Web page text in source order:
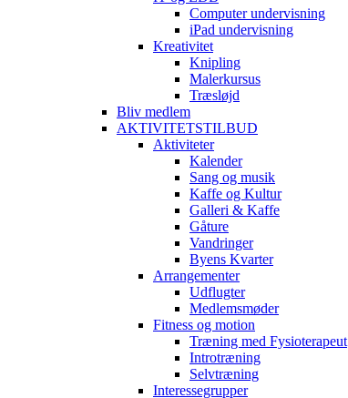
Computer undervisning
iPad undervisning
Kreativitet
Knipling
Malerkursus
Træsløjd
Bliv medlem
AKTIVITETSTILBUD
Aktiviteter
Kalender
Sang og musik
Kaffe og Kultur
Galleri & Kaffe
Gåture
Vandringer
Byens Kvarter
Arrangementer
Udflugter
Medlemsmøder
Fitness og motion
Træning med Fysioterapeut
Introtræning
Selvtræning
Interessegrupper